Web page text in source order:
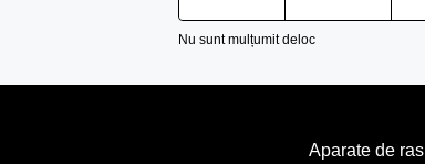
Nu sunt mulțumit deloc
Aparate de ras